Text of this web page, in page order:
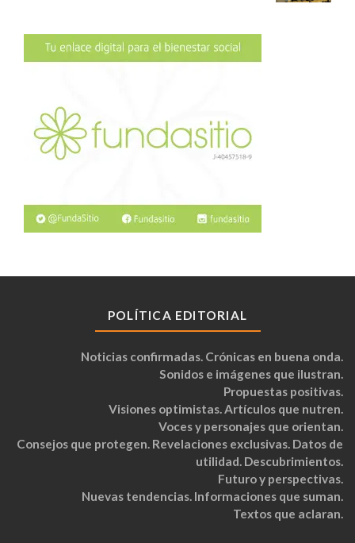
POLÍTICA EDITORIAL
Noticias confirmadas. Crónicas en buena onda.
Sonidos e imágenes que ilustran.
Propuestas positivas.
Visiones optimistas. Artículos que nutren.
Voces y personajes que orientan.
Consejos que protegen. Revelaciones exclusivas. Datos de
utilidad. Descubrimientos.
Futuro y perspectivas.
Nuevas tendencias. Informaciones que suman.
Textos que aclaran.